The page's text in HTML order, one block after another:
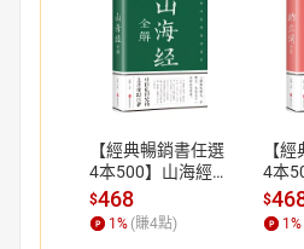
【經典暢銷書任選
4本500】山海經全
解丨天龍圖書簡體
字專賣店丨97875
5024545701 (tl26
$468
1% (賺4點)
【
4本
鑒丨
字專
$
1%